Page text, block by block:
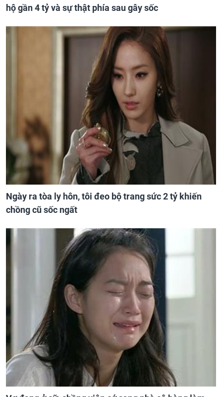
hộ gần 4 tỷ và sự thật phía sau gây sốc
Ngày ra tòa ly hôn, tôi đeo bộ trang sức 2 tỷ khiến
chồng cũ sốc ngất